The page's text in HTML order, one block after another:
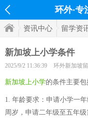
环外·专
资讯中心 留学资
新加坡上小学条件
2025/9/2 11:36:39 环外新加坡
新加坡上小学的条件主要包
1. 年龄要求：申请小学一
周岁，申请二年级至五年